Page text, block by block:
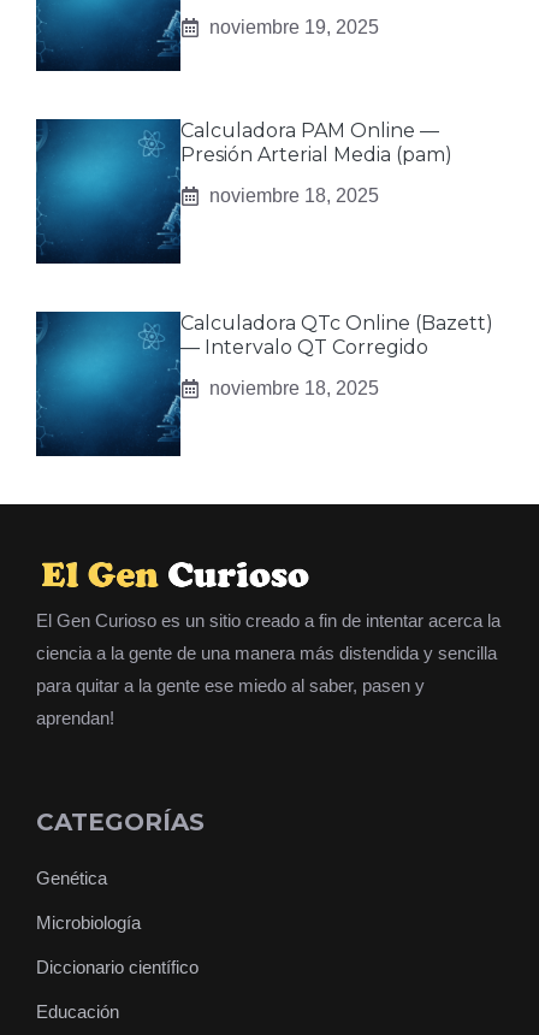
noviembre 19, 2025
Calculadora PAM Online —
Presión Arterial Media (pam)
noviembre 18, 2025
Calculadora QTc Online (Bazett)
— Intervalo QT Corregido
noviembre 18, 2025
El Gen Curioso es un sitio creado a fin de intentar acerca la
ciencia a la gente de una manera más distendida y sencilla
para quitar a la gente ese miedo al saber, pasen y
aprendan!
CATEGORÍAS
Genética
Microbiología
Diccionario científico
Educación